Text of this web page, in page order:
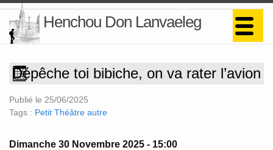
Henchou Don Lanvaeleg
Dépêche toi bibiche, on va rater l’avion
Publié le 25/06/2025
Tags : Petit Théâtre autre
Dimanche 30 Novembre 2025 - 15:00